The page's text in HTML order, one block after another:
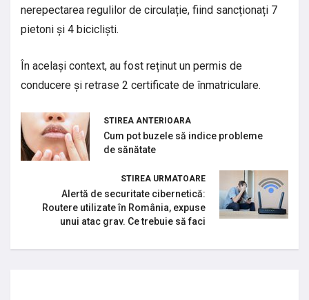
nerepectarea regulilor de circulație, fiind sancționați 7
pietoni și 4 bicicliști.
În același context, au fost reținut un permis de
conducere și retrase 2 certificate de înmatriculare.
STIREA ANTERIOARA
Cum pot buzele să indice probleme
de sănătate
STIREA URMATOARE
Alertă de securitate cibernetică:
Routere utilizate în România, expuse
unui atac grav. Ce trebuie să faci